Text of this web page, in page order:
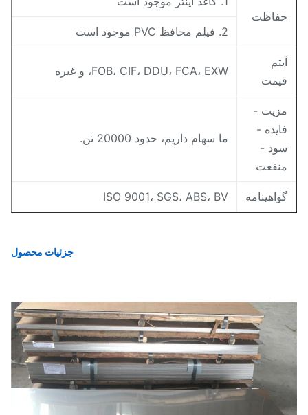
FOB، CIF، DDU، FCA، EXW، و غیره
-
-
-
ما سهام داریم، حدود 20000 تن.
ISO 9001، SGS، ABS، BV
جزئیات محصول